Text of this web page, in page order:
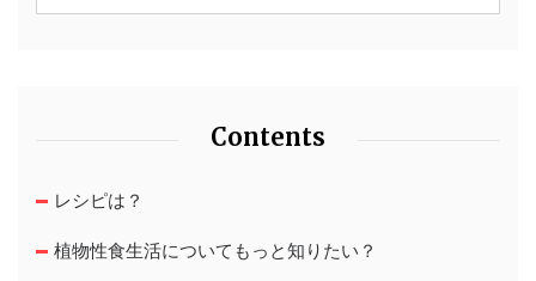
Contents
レシピは？
植物性食生活についてもっと知りたい？